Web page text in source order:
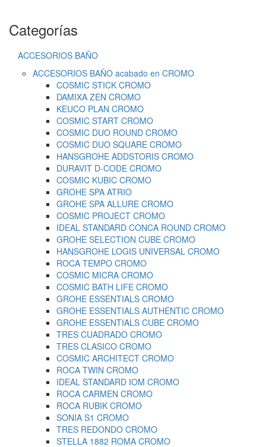
Categorías
ACCESORIOS BAÑO
ACCESORIOS BAÑO acabado en CROMO
COSMIC STICK CROMO
DAMIXA ZEN CROMO
KEUCO PLAN CROMO
COSMIC START CROMO
COSMIC DUO ROUND CROMO
COSMIC DUO SQUARE CROMO
HANSGROHE ADDSTORIS CROMO
DURAVIT D-CODE CROMO
COSMIC KUBIC CROMO
GROHE SPA ATRIO
GROHE SPA ALLURE CROMO
COSMIC PROJECT CROMO
IDEAL STANDARD CONCA ROUND CROMO
GROHE SELECTION CUBE CROMO
HANSGROHE LOGIS UNIVERSAL CROMO
ROCA TEMPO CROMO
COSMIC MICRA CROMO
COSMIC BATH LIFE CROMO
GROHE ESSENTIALS CROMO
GROHE ESSENTIALS AUTHENTIC CROMO
GROHE ESSENTIALS CUBE CROMO
TRES CUADRADO CROMO
TRES CLASICO CROMO
COSMIC ARCHITECT CROMO
ROCA TWIN CROMO
IDEAL STANDARD IOM CROMO
ROCA CARMEN CROMO
ROCA RUBIK CROMO
SONIA S1 CROMO
TRES REDONDO CROMO
STELLA 1882 ROMA CROMO